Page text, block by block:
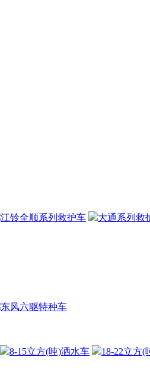
江铃全顺系列救护车 大通系列救
东风六驱特种车
8-15立方(吨)洒水车 18-22立方(